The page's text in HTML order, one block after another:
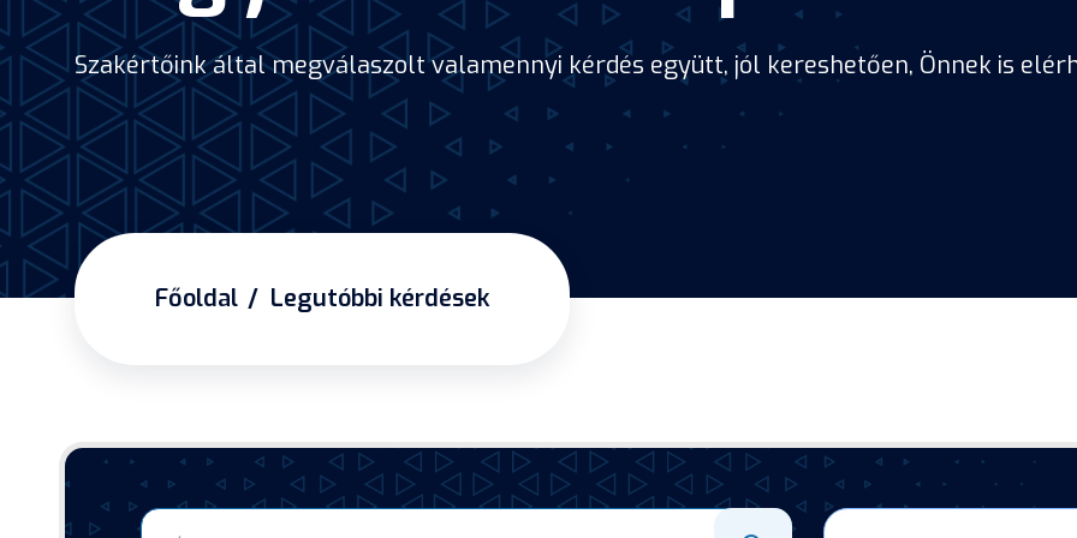
Szakértőink által megválaszolt valamennyi kérdés együtt, jól kereshetően, Önnek is
Főoldal Legutóbbi kérdések